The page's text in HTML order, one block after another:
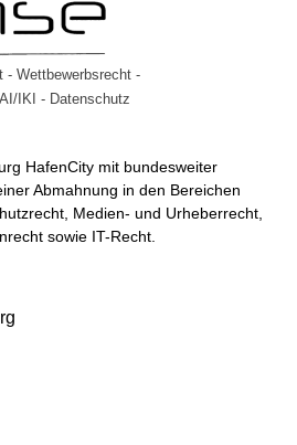
- Wettbewerbsrecht -
IKI - Datenschutz
HafenCity mit bundesweiter
Abmahnung in den Bereichen
Medien- und Urheberrecht,
sowie IT-Recht.